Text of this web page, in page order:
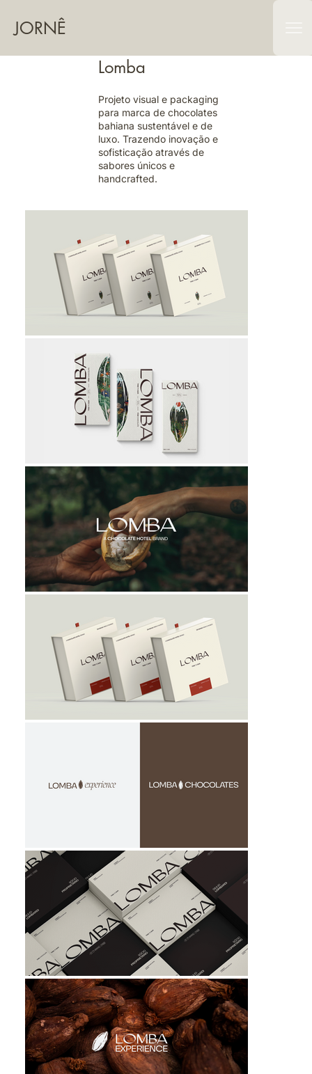
JORNÊ
Lomba
Projeto visual e packaging
para marca de chocolates
bahiana sustentável e de
luxo. Trazendo inovação e
sofisticação através de
sabores únicos e
handcrafted.